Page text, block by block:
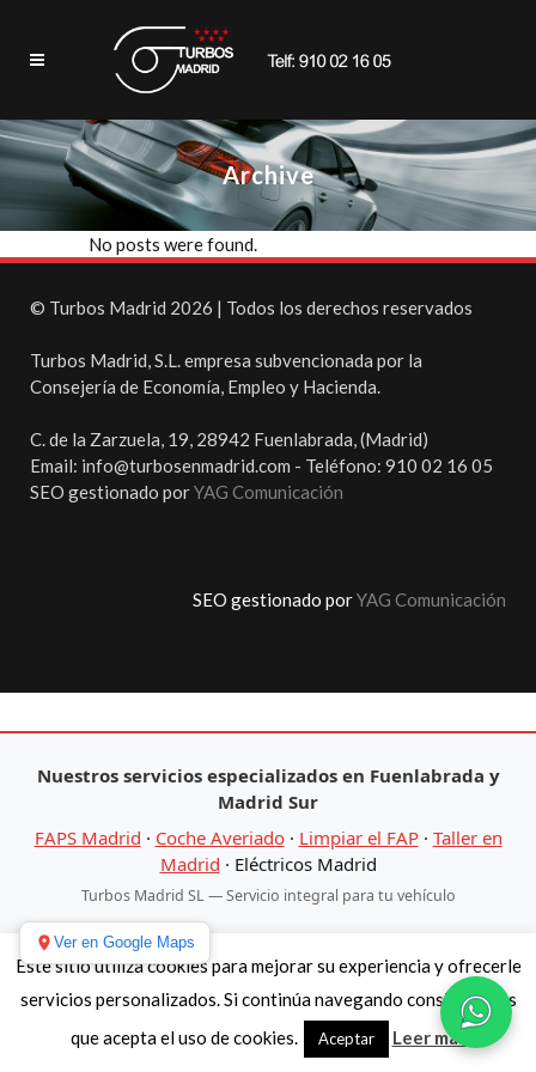
Archive
No posts were found.
© Turbos Madrid 2026 | Todos los derechos reservados
Turbos Madrid, S.L. empresa subvencionada por la
Consejería de Economía, Empleo y Hacienda.
C. de la Zarzuela, 19, 28942 Fuenlabrada, (Madrid)
Email: info@turbosenmadrid.com - Teléfono: 910 02 16 05
SEO gestionado porYAG Comunicación
SEO gestionado porYAG Comunicación
Este sitio utiliza cookies para mejorar su experiencia y ofrecerle
servicios personalizados. Si continúa navegando consideramos
que acepta el uso de cookies.
Aceptar Leer más
Nuestros servicios especializados en Fuenlabrada y
Madrid Sur
FAPS Madrid · Coche Averiado· Limpiar el FAP· Taller en
Madrid · Eléctricos Madrid
Turbos Madrid SL — Servicio integral para tu vehículo
Ver en Google Maps